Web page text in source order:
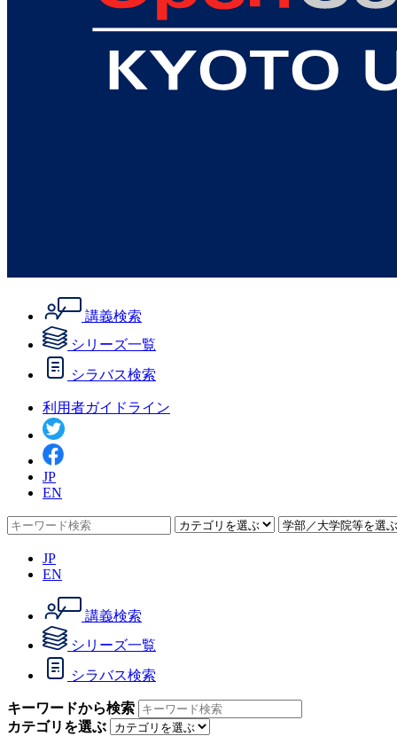
講義検索
シリーズ一覧
シラバス検索
利用者ガイドライン
JP
EN
JP
EN
講義検索
シリーズ一覧
シラバス検索
キーワードから検索
カテゴリを選ぶ